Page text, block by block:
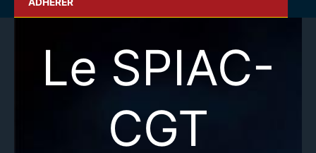
ADHÉRER
Le SPIAC-
CGT